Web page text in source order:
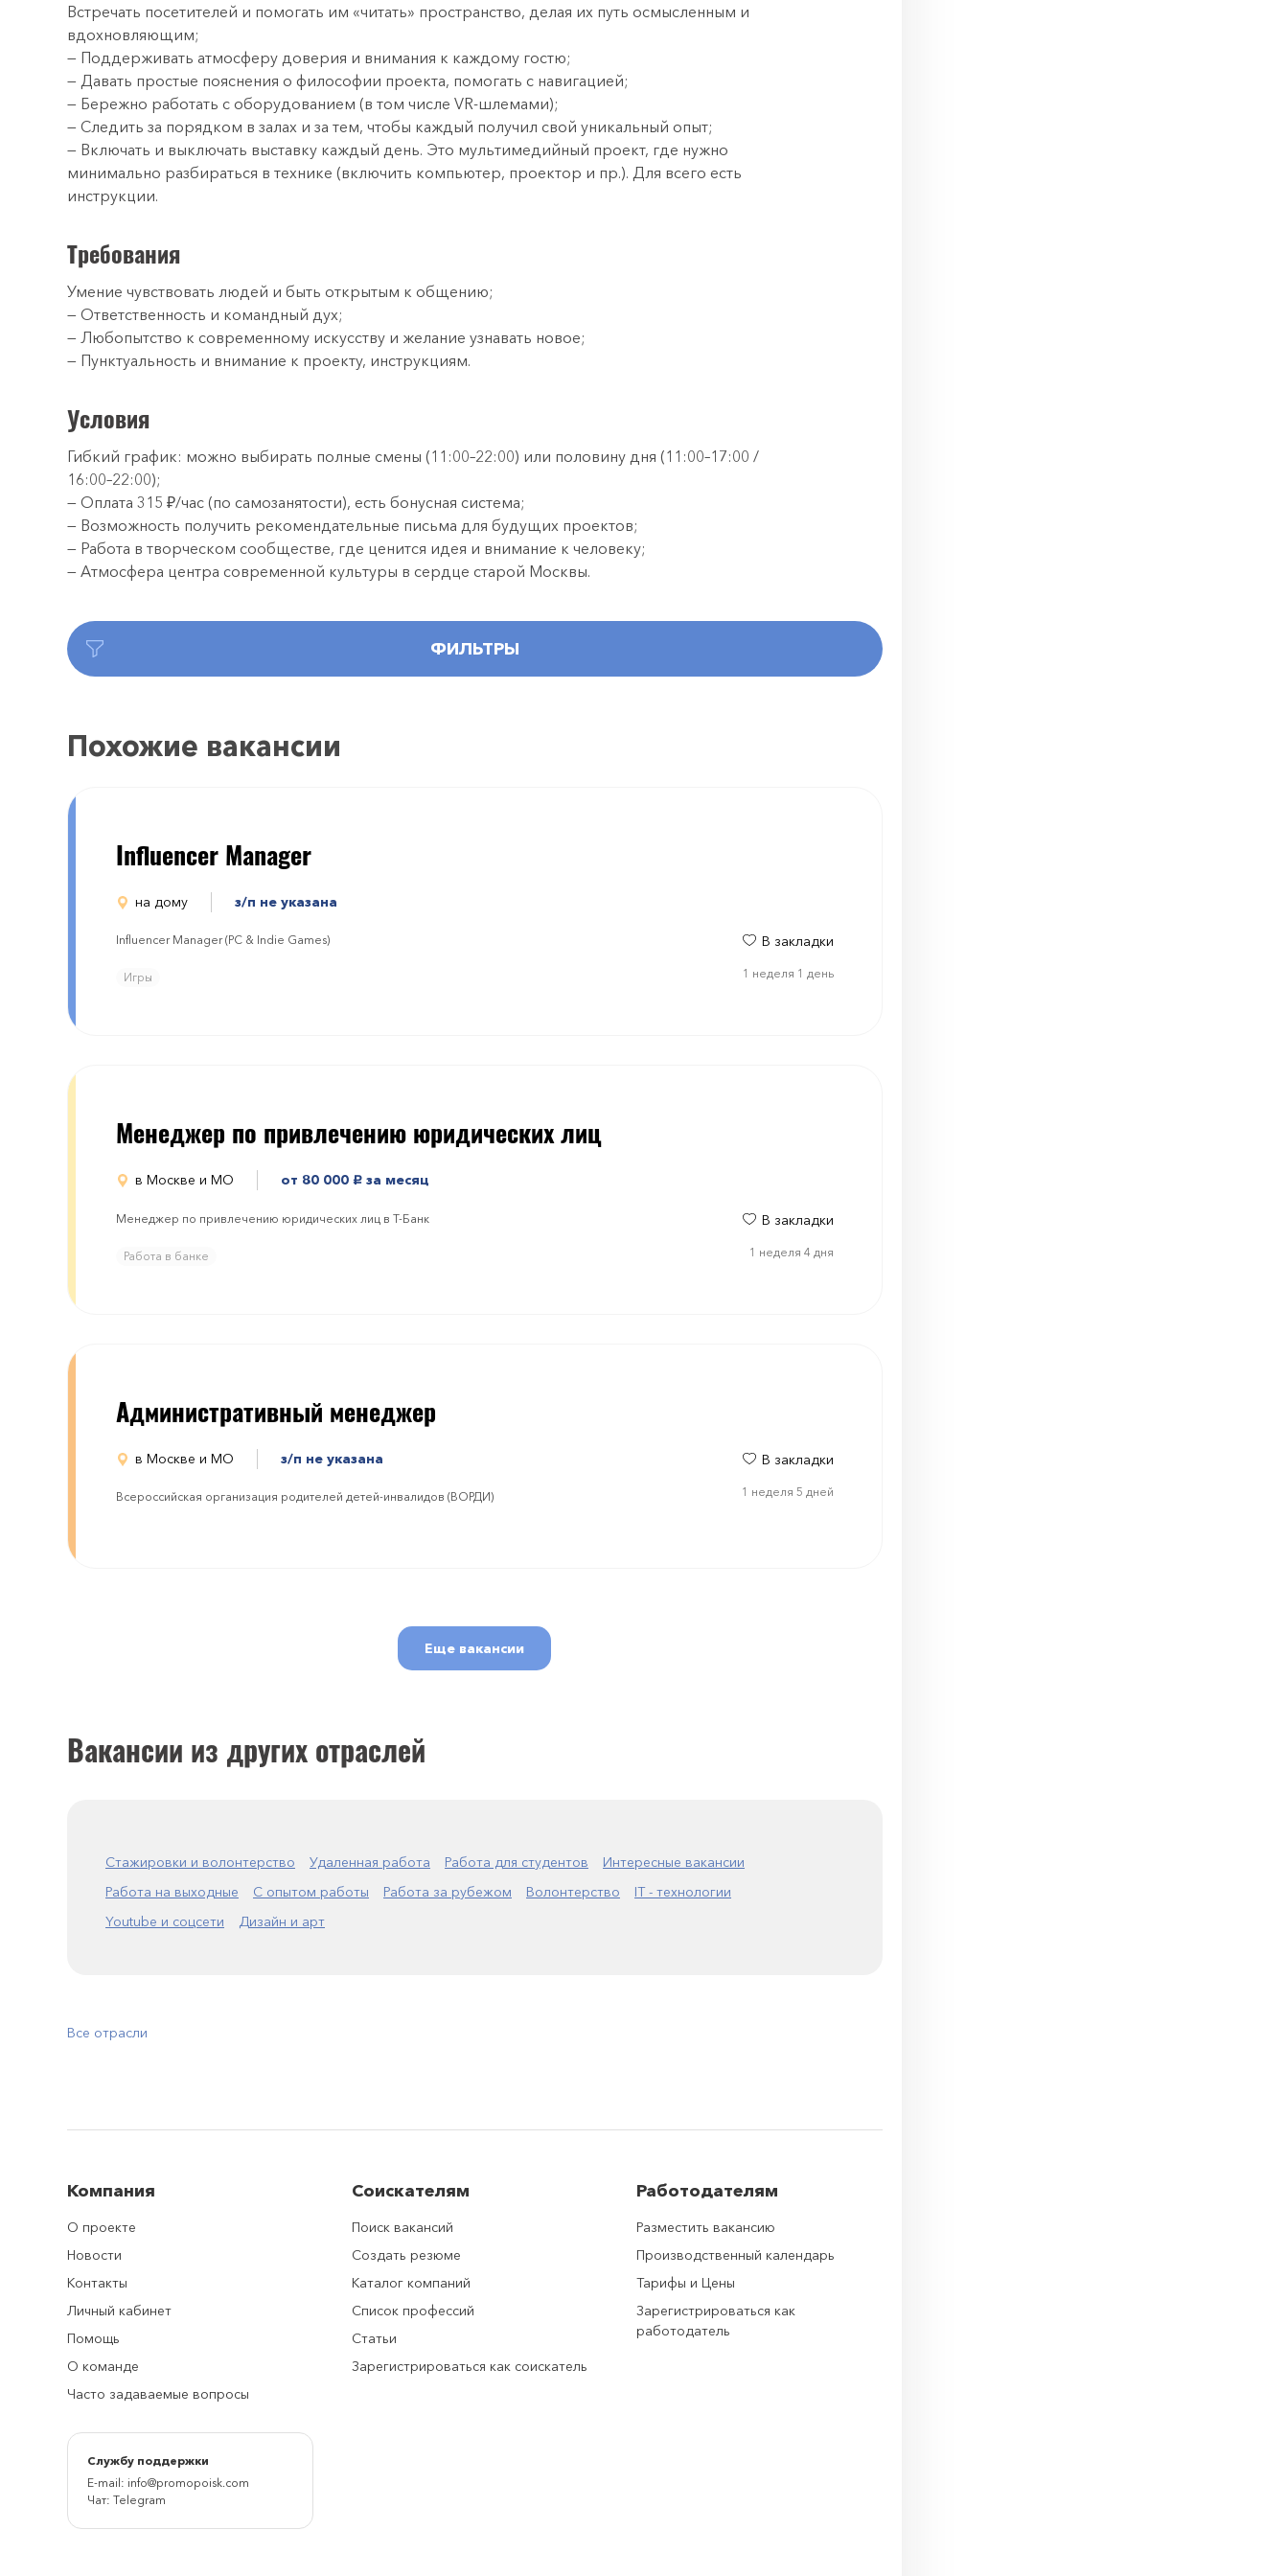
Встречать посетителей и помогать им «читать» пространство, делая их путь осмысленным и
вдохновляющим;
— Поддерживать атмосферу доверия и внимания к каждому гостю;
— Давать простые пояснения о философии проекта, помогать с навигацией;
— Бережно работать с оборудованием (в том числе VR-шлемами);
— Следить за порядком в залах и за тем, чтобы каждый получил свой уникальный опыт;
— Включать и выключать выставку каждый день. Это мультимедийный проект, где нужно
минимально разбираться в технике (включить компьютер, проектор и пр.). Для всего есть
инструкции.
Требования
Умение чувствовать людей и быть открытым к общению;
— Ответственность и командный дух;
— Любопытство к современному искусству и желание узнавать новое;
— Пунктуальность и внимание к проекту, инструкциям.
Условия
Гибкий график: можно выбирать полные смены (11:00–22:00) или половину дня (11:00–17:00 /
16:00–22:00);
— Оплата 315 ₽/час (по самозанятости), есть бонусная система;
— Возможность получить рекомендательные письма для будущих проектов;
— Работа в творческом сообществе, где ценится идея и внимание к человеку;
— Атмосфера центра современной культуры в сердце старой Москвы.
ФИЛЬТРЫ
Похожие вакансии
Influencer Manager
на дому з/п не указана
Influencer Manager (PC & Indie Games)
Игры
В закладки
1 неделя 1 день
Менеджер по привлечению юридических лиц
в Москве и МО от 80 000 руб. за месяц
Менеджер по привлечению юридических лиц в Т-Банк
Работа в банке
В закладки
1 неделя 4 дня
Административный менеджер
в Москве и МО з/п не указана
Всероссийская организация родителей детей-инвалидов (ВОРДИ)
В закладки
1 неделя 5 дней
Еще вакансии
Вакансии из других отраслей
Стажировки и волонтерство Удаленная работа Работа для студентов
Интересные вакансии
Работа на выходные
С опытом работы Работа за рубежом Волонтерство
IT - технологии
Youtube и соцсети
Дизайн и арт
Все отрасли
Компания
О проекте
Новости
Контакты
Личный кабинет
Помощь
О команде
Часто задаваемые вопросы
Cлужбу поддержки
E-mail: info@promopoisk.com
Чат: Telegram
Соискателям
Поиск вакансий
Создать резюме
Каталог компаний
Список профессий
Статьи
Зарегистрироваться как соискатель
Работодателям
Разместить вакансию
Производственный календарь
Тарифы и Цены
Зарегистрироваться как
работодатель